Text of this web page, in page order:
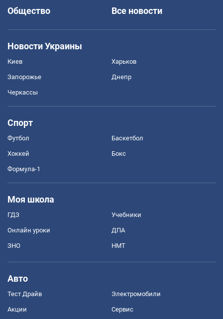
Общество
Все новости
Новости Украины
Киев Харьков
Запорожье Днепр
Черкассы
Спорт
Футбол Баскетбол
Хоккей Бокс
Формула-1
Моя школа
ГДЗ Учебники
Онлайн уроки ДПА
ЗНО НМТ
Авто
Тест Драйв Электромобили
Акции Сервис